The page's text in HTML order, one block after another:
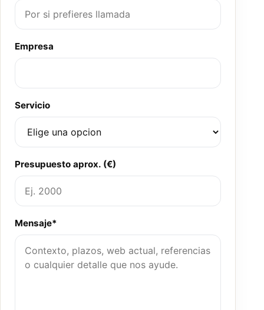
Empresa
Servicio
Presupuesto aprox. (€)
Mensaje*